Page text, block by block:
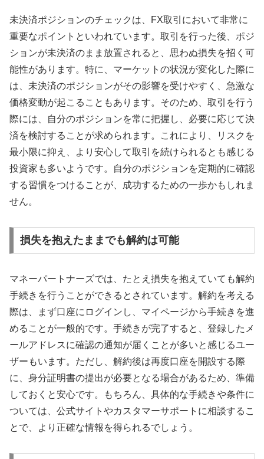
未決済ポジションのチェックは、FX取引において非常に
重要なポイントといわれています。取引を行った後、ポジ
ションが未決済のまま放置されると、思わぬ損失を招く可
能性があります。特に、マーケットの状況が変化した際に
は、未決済のポジションがその影響を受けやすく、急激な
価格変動が起こることもあります。そのため、取引を行う
際には、自分のポジションを常に把握し、必要に応じて決
済を検討することが求められます。これにより、リスクを
最小限に抑え、より安心して取引を続けられるとも感じる
投資家も多いようです。自分のポジションを定期的に確認
する習慣をつけることが、成功するための一歩かもしれま
せん。
損失を抱えたままでも解約は可能
マネーパートナーズでは、たとえ損失を抱えていても解約
手続きを行うことができるとされています。解約を考える
際は、まず口座にログインし、マイページから手続きを進
めることが一般的です。手続きが完了すると、登録したメ
ールアドレスに確認の通知が届くことが多いと感じるユー
ザーもいます。ただし、解約後は再度口座を開設する際
に、身分証明書の提出が必要となる場合があるため、準備
しておくと安心です。もちろん、具体的な手続きや条件に
ついては、公式サイトやカスタマーサポートに相談するこ
とで、より正確な情報を得られるでしょう。